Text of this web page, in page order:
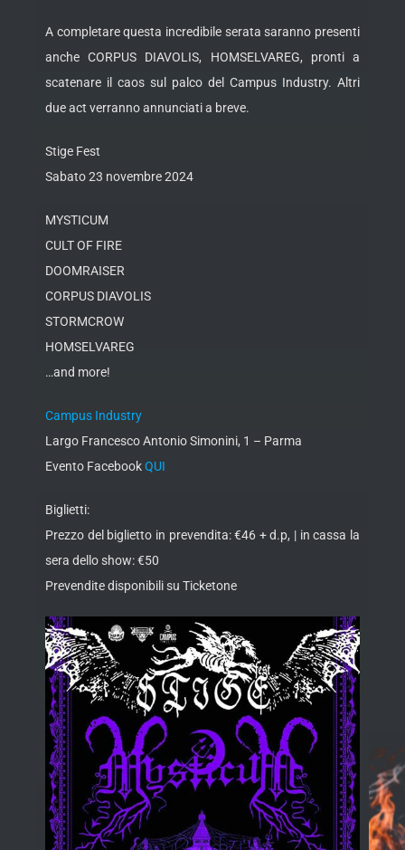
A completare questa incredibile serata saranno presenti
anche CORPUS DIAVOLIS, HOMSELVAREG, pronti a
scatenare il caos sul palco del Campus Industry. Altri
due act verranno annunciati a breve.
Stige Fest
Sabato 23 novembre 2024
MYSTICUM
CULT OF FIRE
DOOMRAISER
CORPUS DIAVOLIS
STORMCROW
HOMSELVAREG
…and more!
Campus Industry
Largo Francesco Antonio Simonini, 1 – Parma
Evento FacebookQUI
Biglietti:
Prezzo del biglietto in prevendita: €46 + d.p, | in cassa la
sera dello show: €50
Prevendite disponibili su Ticketone